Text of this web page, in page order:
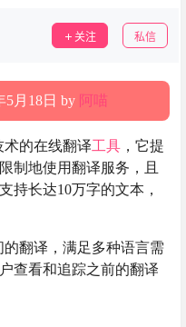
关注 私信
5月18日 by 阿喵
的在线翻译工具 ，它提
制地使用翻译服务，且
持长达10万字的文本，
翻译，满足多种语言需
查看和追踪之前的翻译